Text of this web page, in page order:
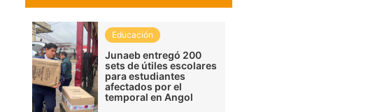
Educación
Junaeb entregó 200
sets de útiles escolares
para estudiantes
afectados por el
temporal en Angol